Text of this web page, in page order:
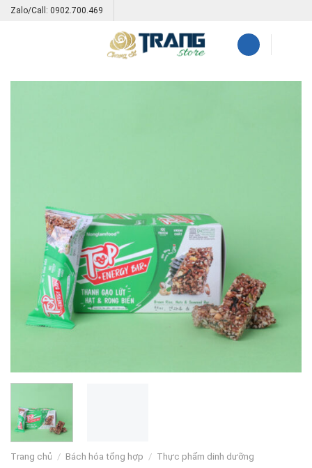
SkipZalo/Call: 0902.700.469
Trang chủ / Bách hóa tổng hợp / Thực phẩm dinh dưỡng